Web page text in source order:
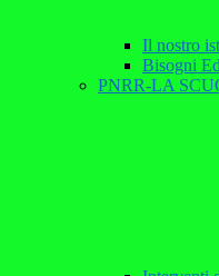
Il nostro
Bisogni
PNRR-LA